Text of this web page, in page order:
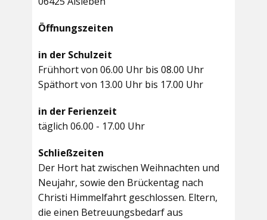
Öffnungszeiten
in der Schulzeit
Frühhort von 06.00 Uhr bis 08.00 Uhr
Späthort von 13.00 Uhr bis 17.00 Uhr
in der Ferienzeit
täglich 06.00 - 17.00 Uhr
Schließzeiten
Der Hort hat zwischen Weihnachten und
Neujahr, sowie den Brückentag nach
Christi Himmelfahrt geschlossen. Eltern,
die einen Betreuungsbedarf aus